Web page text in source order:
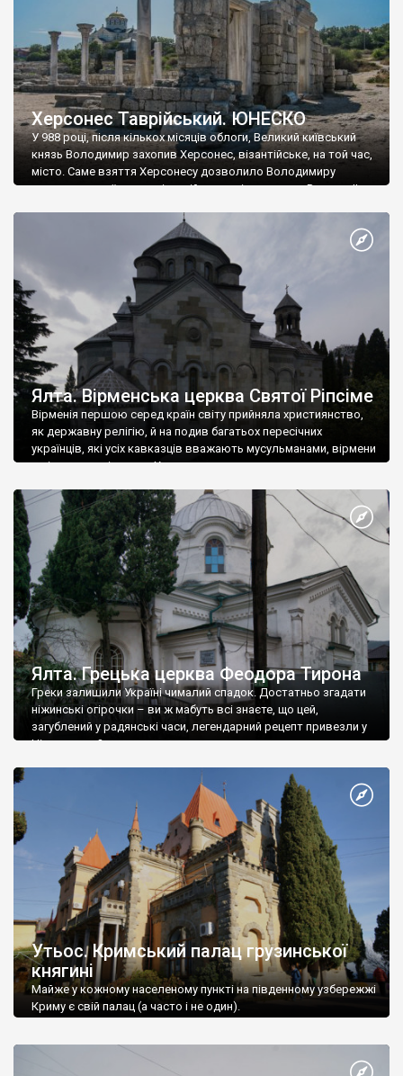
Херсонес Таврійський. ЮНЕСКО
У 988 році, після кількох місяців облоги, Великий київський
князь Володимир захопив Херсонес, візантійське, на той час,
місто. Саме взяття Херсонесу дозволило Володимиру
диктувати свої умови візантійському імператору Василю ІІ, та
Херсонесі Володимир-язичник, став Василем-християнином.
А потім було Хрещення Русі. На честь Херсонесу Таврійського
Ялта. Вірменська церква Святої Ріпсіме
Вірменія першою серед країн світу прийняла християнство,
як державну релігію, й на подив багатьох пересічних
українців, які усіх кавказців вважають мусульманами, вірмени
є відданими вірянами Христа
Ялта. Грецька церква Феодора Тирона
Греки залишили Україні чималий спадок. Достатньо згадати
ніжинські огірочки – ви ж мабуть всі знаєте, що цей,
загублений у радянські часи, легендарний рецепт привезли у
Ніжин греки?
Утьос. Кримський палац грузинської
княгині
Майже у кожному населеному пункті на південному узбережжі
Криму є свій палац (а часто і не один).